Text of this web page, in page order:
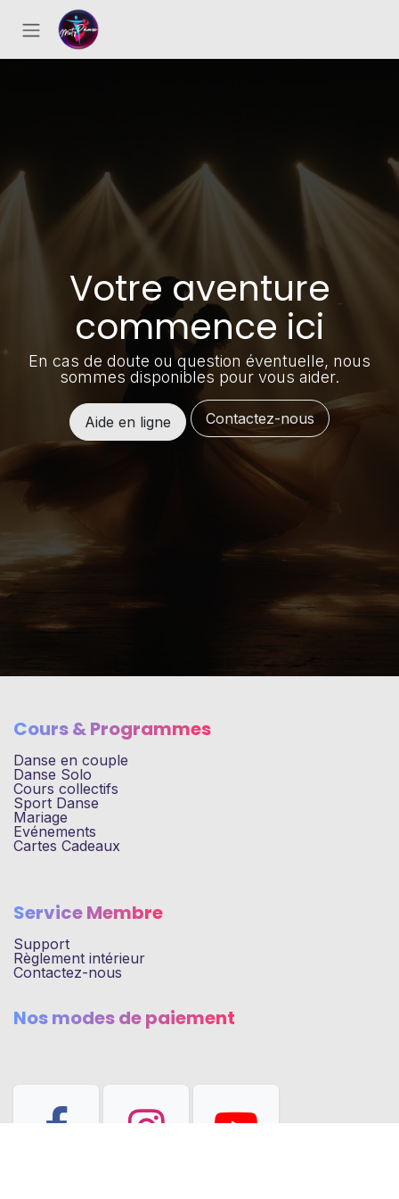
Se rendre au contenu
Votre aventure
commence ici
En cas de doute ou question éventuelle, nous
sommes disponibles pour vous aider.
Aide en ligne Contactez-nous
Cours & Programmes
Danse en couple
Danse Solo
Cours collectifs
Sport Danse
Mariage
Evénements
Cartes Cadeaux
Service Membre
Support
Règlement intérieur
Contactez-nous
Nos modes de paiement